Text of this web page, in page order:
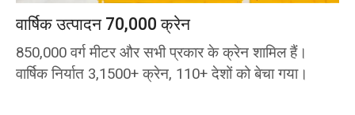
वार्षिक उत्पादन 70,000 क्रेन
850,000 वर्ग मीटर और सभी प्रकार के क्रेन शामिल हैं।
वार्षिक निर्यात 3,1500+ क्रेन, 110+ देशों को बेचा गया।